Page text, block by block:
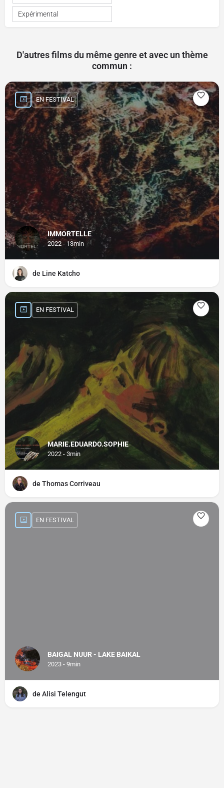
Expérimental
D'autres films du même genre et avec un thème
commun :
IMMORTELLE
2022 - 13min
EN FESTIVAL
de Line Katcho
MARIE.EDUARDO.SOPHIE
2022 - 3min
EN FESTIVAL
de Thomas Corriveau
BAIGAL NUUR - LAKE BAIKAL
2023 - 9min
EN FESTIVAL
de Alisi Telengut